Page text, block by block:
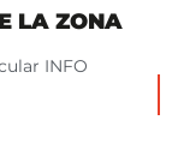
LA ZONA
INFO